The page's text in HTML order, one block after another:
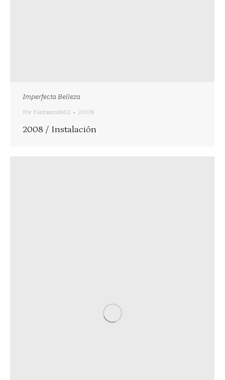
Imperfecta Belleza
Por Fantasma863 2008
2008 / Instalación